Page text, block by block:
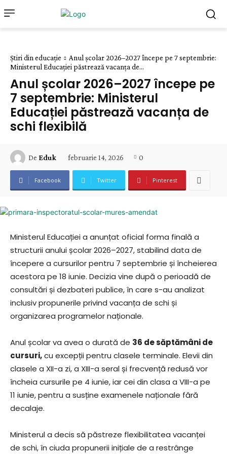
Știri din educație
Anul școlar 2026–2027 începe pe 7 septembrie:
Ministerul Educației păstrează vacanța de...
Anul școlar 2026–2027 începe pe
7 septembrie: Ministerul
Educației păstrează vacanța de
schi flexibilă
De Eduk februarie 14, 2026 0
Facebook Twitter Pinterest
Ministerul Educației a anunțat oficial forma finală a
structurii anului școlar 2026–2027, stabilind data de
începere a cursurilor pentru 7 septembrie și încheierea
acestora pe 18 iunie. Decizia vine după o perioadă de
consultări și dezbateri publice, în care s-au analizat
inclusiv propunerile privind vacanța de schi și
organizarea programelor naționale.
Anul școlar va avea o durată de 36 de săptămâni de
cursuri,cu excepții pentru clasele terminale. Elevii din
clasele a XII-a zi, a XIII-a seral și frecvență redusă vor
încheia cursurile pe 4 iunie, iar cei din clasa a VIII-a pe
11 iunie, pentru a susține examenele naționale fără
decalaje.
Ministerul a decis să păstreze flexibilitatea vacanței
de schi, în ciuda propunerii inițiale de a restrânge